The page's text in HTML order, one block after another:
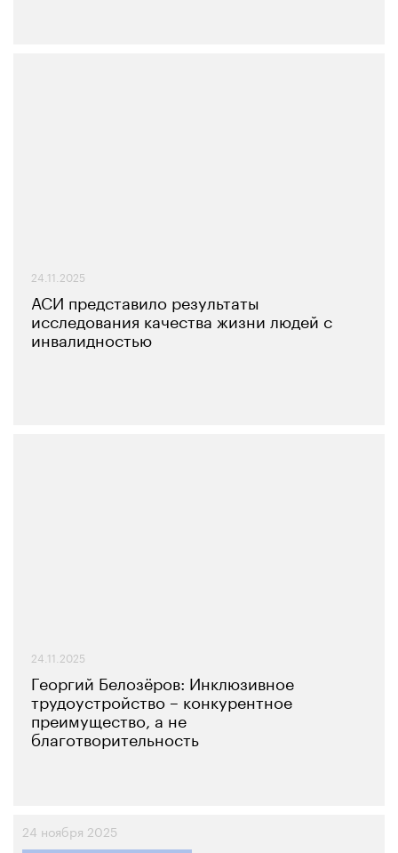
24.11.2025
АСИ представило результаты
исследования качества жизни людей с
инвалидностью
24.11.2025
Георгий Белозёров: Инклюзивное
трудоустройство – конкурентное
преимущество, а не
благотворительность
24 ноября 2025